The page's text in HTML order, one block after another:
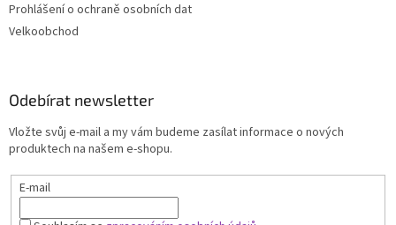
Prohlášení o ochraně osobních dat
Velkoobchod
Odebírat newsletter
Vložte svůj e-mail a my vám budeme zasílat informace o nových
produktech na našem e-shopu.
E-mail